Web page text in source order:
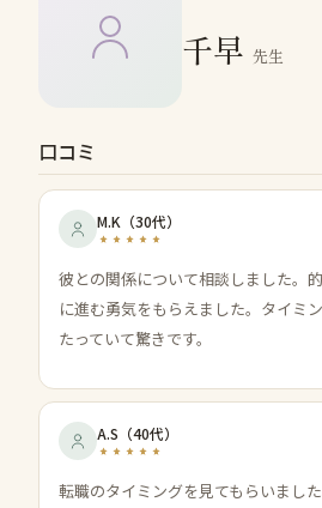
千早 先生
口コミ
M.K （30代）
彼との関係について相談しました。
に進む勇気をもらえました。タイミ
たっていて驚きです。
A.S （40代）
転職のタイミングを見てもらいまし